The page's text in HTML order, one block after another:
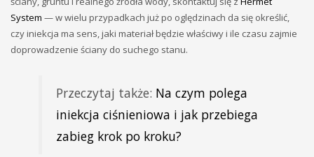
System — w wielu przypadkach już po oględzinach da się określić,
czy iniekcja ma sens, jaki materiał będzie właściwy i ile czasu zajmie
doprowadzenie ściany do suchego stanu.
Przeczytaj także: Na czym polega
iniekcja ciśnieniowa i jak przebiega
zabieg krok po kroku?